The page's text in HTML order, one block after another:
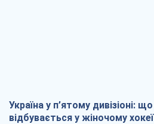
Україна у п’ятому дивізіоні: що
відбувається у жіночому хокеї